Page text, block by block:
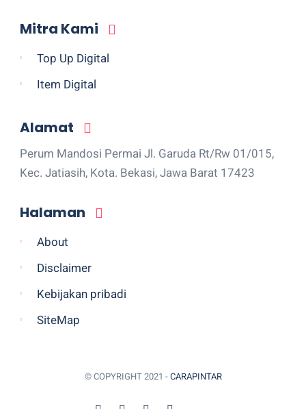
Mitra Kami
Top Up Digital
Item Digital
Alamat
Perum Mandosi Permai Jl. Garuda Rt/Rw 01/015,
Kec. Jatiasih, Kota. Bekasi, Jawa Barat 17423
Halaman
About
Disclaimer
Kebijakan pribadi
SiteMap
© COPYRIGHT 2021 - CARAPINTAR